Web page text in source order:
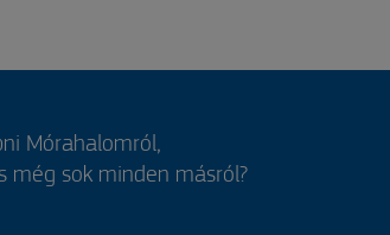
Mórahalomról,
még sok minden másról?